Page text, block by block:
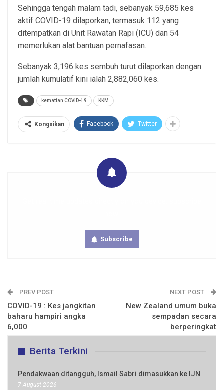
Sehingga tengah malam tadi, sebanyak 59,685 kes
aktif COVID-19 dilaporkan, termasuk 112 yang
ditempatkan di Unit Rawatan Rapi (ICU) dan 54
memerlukan alat bantuan pernafasan.
Sebanyak 3,196 kes sembuh turut dilaporkan dengan
jumlah kumulatif kini ialah 2,882,060 kes.
kematian COVID-19 KKM
Kongsikan Facebook Twitter
Subscribe
PREV POST
COVID-19 : Kes jangkitan
baharu hampiri angka
6,000
NEXT POST
New Zealand umum buka
sempadan secara
berperingkat
Berita Terkini
Pendakwaan ditangguh, Ismail Sabri dimasukkan ke IJN
7 August 2026